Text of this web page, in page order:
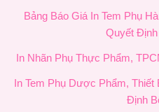
Bảng Báo Giá In Tem Phụ
Quyết
In Nhãn Phụ Thực Phẩm,
In Tem Phụ Dược Phẩm, Thiết
Định